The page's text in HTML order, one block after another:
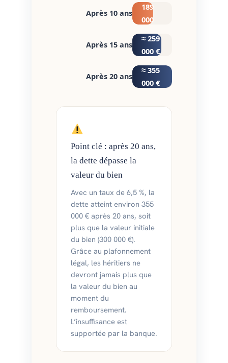
Après 10 ans
189
000
€
Après 15 ans
≈ 259
000 €
Après 20 ans
≈ 355
000 €
Point clé : après 20 ans,
la dette dépasse la
valeur du bien
Avec un taux de 6,5 %, la
dette atteint environ 355
000 € après 20 ans, soit
plus que la valeur initiale
du bien (300 000 €).
Grâce au plafonnement
légal, les héritiers ne
devront jamais plus que
la valeur du bien au
moment du
remboursement.
L’insuffisance est
supportée par la banque.